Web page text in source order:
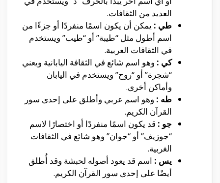
العديد من الثقافات.
طي : يمكن أن يكون اسمًا منفردًا أو جزءًا من
اسم أطول مثل “طيبة” أو “طيب” ويستخدم
في الثقافات العربية.
كي : وهو اسم شائع في الثقافة اليابانية ويعني
“شجرة” أو “روح” ويستخدم في اليابان
وأماكن أخرى.
طه : وهو اسم عربي وأطلق على إحدى سور
القرآن الكريم.
جو : قد يكون اسمًا منفردًا أو اختصارًا لاسم
“جوزيف” أو “جوان” وهو شائع في الثقافات
الغربية.
يس : اسم قد يعود أصوله لحبشة وقد أُطلق
أيضًا على إحدى سور القرآن الكريم.